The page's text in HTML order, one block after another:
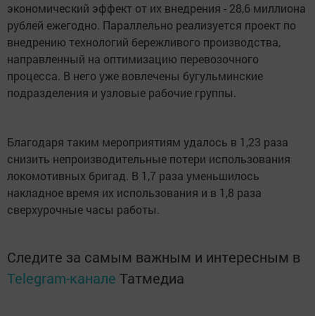
экономический эффект от их внедрения - 28,6 миллиона
рублей ежегодно. Параллельно реализуется проект по
внедрению технологий бережливого производства,
направленный на оптимизацию перевозочного
процесса. В него уже вовлечены бугульминские
подразделения и узловые рабочие группы.
Благодаря таким мероприятиям удалось в 1,23 раза
снизить непроизводительные потери использования
локомотивных бригад. В 1,7 раза уменьшилось
накладное время их использования и в 1,8 раза
сверхурочные часы работы.
Следите за самым важным и интересным в
Telegram-канале Татмедиа